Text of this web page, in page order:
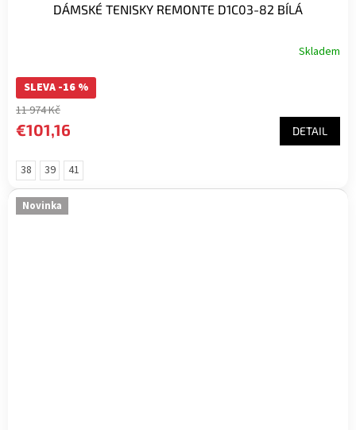
DÁMSKÉ TENISKY REMONTE D1C03-82 BÍLÁ
Skladem
SLEVA -16 %
11 974 Kč
€101,16 DETAIL
38 39 41
Novinka